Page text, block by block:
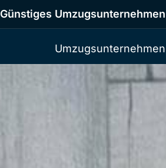
Günstiges
Umzugsunternehmen